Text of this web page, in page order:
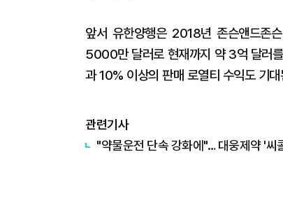
앞서 유한양행은 2018년 존슨앤드존
5000만 달러로 현재까지 약 3억 달러
과 10% 이상의 판매 로열티 수익도 기대
관련기사
"약물운전 단속 강화에"… 대웅제약 '씨